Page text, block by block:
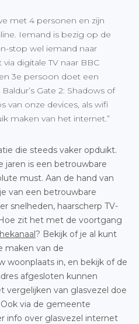
met 4 personen en zijn
Iemand is bezig op de
stop wel iemand naar
via digitale TV naar BBC
3e persoon doet een
Gate 2: Shadows of
van onze devices, als wifi
maken van het internet.”
die steeds vaker opduikt.
jaren is een betrouwbare
must. Aan de hand van
van een betrouwbare
snelheden, haarscherp TV-
zit het met de voortgang
? Bekijk of je al kunt
maken van de
woonplaats in, en bekijk of de
afgesloten kunnen
vergelijken van glasvezel doe
via de gemeente
info over glasvezel internet